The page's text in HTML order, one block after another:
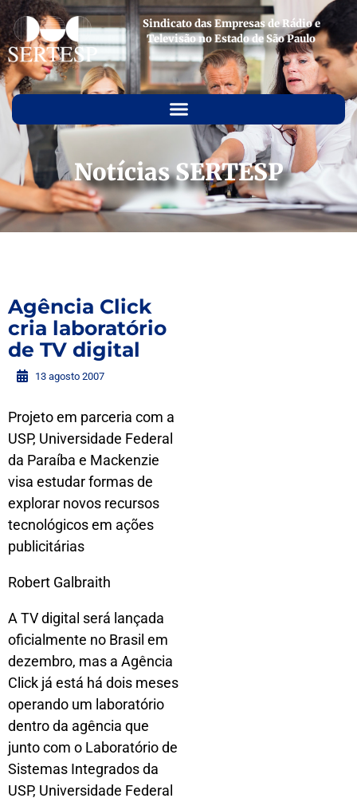
Sindicato das Empresas de Rádio e
Televisão no Estado de São Paulo
Notícias SERTESP
Agência Click
cria laboratório
de TV digital
13 agosto 2007
Projeto em parceria com a
USP, Universidade Federal
da Paraíba e Mackenzie
visa estudar formas de
explorar novos recursos
tecnológicos em ações
publicitárias
Robert Galbraith
A TV digital será lançada
oficialmente no Brasil em
dezembro, mas a Agência
Click já está há dois meses
operando um laboratório
dentro da agência que
junto com o Laboratório de
Sistemas Integrados da
USP, Universidade Federal